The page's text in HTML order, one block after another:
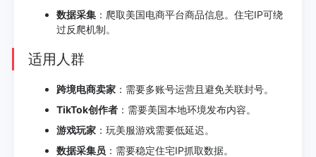
数据采集 ：爬取美国电商平台商品信息。住宅IP可绕
过反爬机制。
适用人群
跨境电商卖家 ：需要多账号运营且避免关联封号。
TikTok创作者 ：需要美国本地环境发布内容。
游戏玩家 ：玩美服游戏需要低延迟。
数据采集员 ：需要稳定住宅IP抓取数据。